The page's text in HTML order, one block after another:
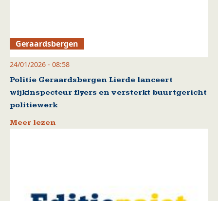
Geraardsbergen
24/01/2026 - 08:58
Politie Geraardsbergen Lierde lanceert
wijkinspecteur flyers en versterkt buurtgericht
politiewerk
Meer lezen